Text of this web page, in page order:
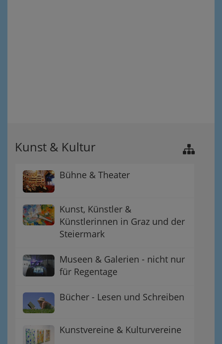
Kunst & Kultur
Bühne & Theater
Kunst, Künstler &
Künstlerinnen in Graz und der
Steiermark
Museen & Galerien - nicht nur
für Regentage
Bücher - Lesen und Schreiben
Kunstvereine & Kulturvereine